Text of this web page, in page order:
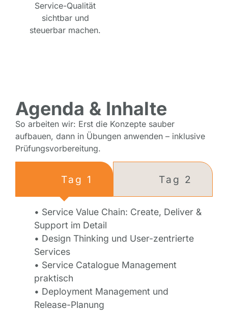
Service-Qualität
sichtbar und
steuerbar machen.
Agenda & Inhalte
So arbeiten wir: Erst die Konzepte sauber
aufbauen, dann in Übungen anwenden – inklusive
Prüfungsvorbereitung.
Tag 1 Tag 2
• Service Value Chain: Create, Deliver &
Support im Detail
• Design Thinking und User-zentrierte
Services
• Service Catalogue Management
praktisch
• Deployment Management und
Release-Planung